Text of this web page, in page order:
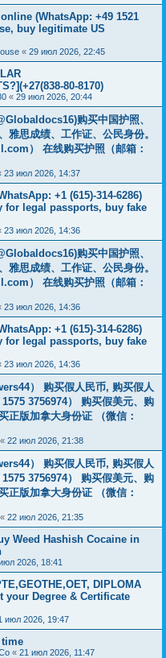
(WhatsApp: +49 1521
buy legitimate US
« 29 июл 2026, 22:45
80-8170)
« 29 июл 2026, 20:44
购买中国护照、
雅思成绩、工作证、公民身份。
） 在线购买护照（邮箱：
23 июл 2026, 14:37
+1 (615)-314-6286)
for legal passports, buy fake
23 июл 2026, 14:36
购买中国护照、
雅思成绩、工作证、公民身份。
） 在线购买护照（邮箱：
23 июл 2026, 14:36
+1 (615)-314-6286)
for legal passports, buy fake
23 июл 2026, 14:36
） 购买假人民币, 购买假人
3756974） 购买假美元、购
正版加拿大身份证 （微信：
« 22 июл 2026, 21:38
） 购买假人民币, 购买假人
3756974） 购买假美元、购
正版加拿大身份证 （微信：
« 22 июл 2026, 21:35
Weed Hashish Cocaine in
2026, 18:41
DIPLOMA
your Degree & Certificate
июл 2026, 19:47
« 21 июл 2026, 11:47